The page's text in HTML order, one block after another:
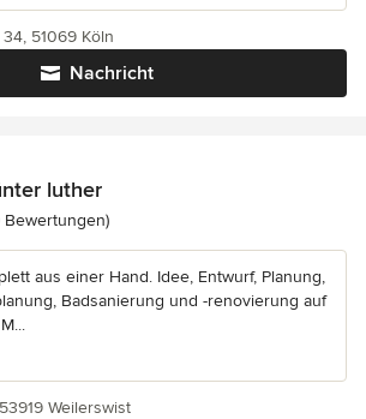
Nachricht
51069 Köln
luther
4.6 von 5 Sternen
Bewertungen)
aus einer Hand. Idee, Entwurf, Planung,
Badsanierung und -renovierung auf
Weilerswist